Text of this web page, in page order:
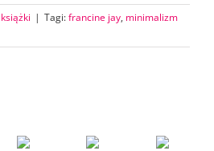
książki | Tagi:francine jay, minimalizm